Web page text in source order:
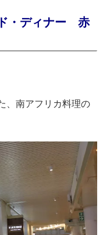
・ディナー 赤
、南アフリカ料理の